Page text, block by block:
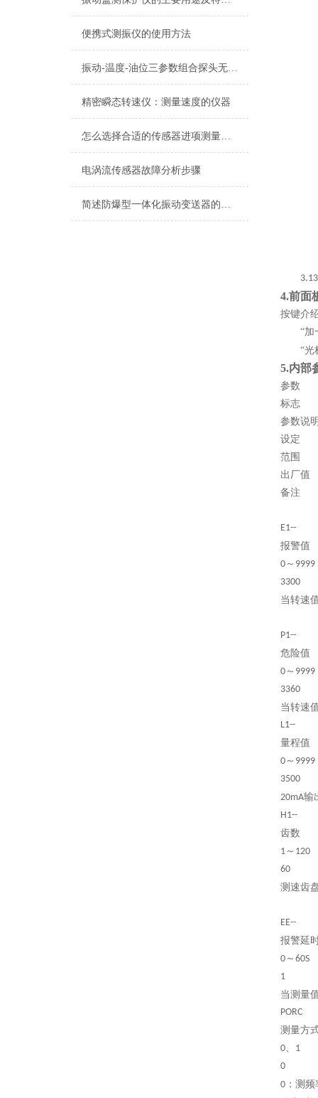
便携式测振仪的使用方法
振动-温度-油位三参数组合探头无信号故障原因有哪些？
精密瞬态转速仪：测量速度的仪器
怎么选择合适的传感器进项测量，减少传感器测试带来的影响？
电涡流传感器故障分析步骤
简述防爆型一体化振动变送器的常见故障解决方法
3.13
4.前面
按键介
“加
“光
5.内部
参数
标志
参数说
设定
范围
出厂值
备注
E1--
报警值
0 ～ 9999
3300
当转速
P1--
危险值
0 ～ 9999
3360
当转速
L1--
量程值
0 ～ 9999
3500
20mA输
H1--
齿数
1 ～ 120
60
测速齿
EE--
报警延
0 ～ 60S
1
当测量
PORC
测量方
0、 1
0
0 ：测